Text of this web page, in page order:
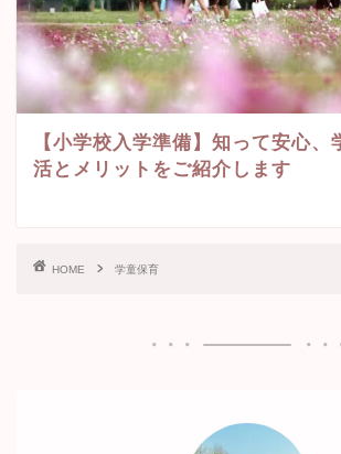
【小学校入学準備】知って安心、
活とメリットをご紹介します
HOME 学童保育